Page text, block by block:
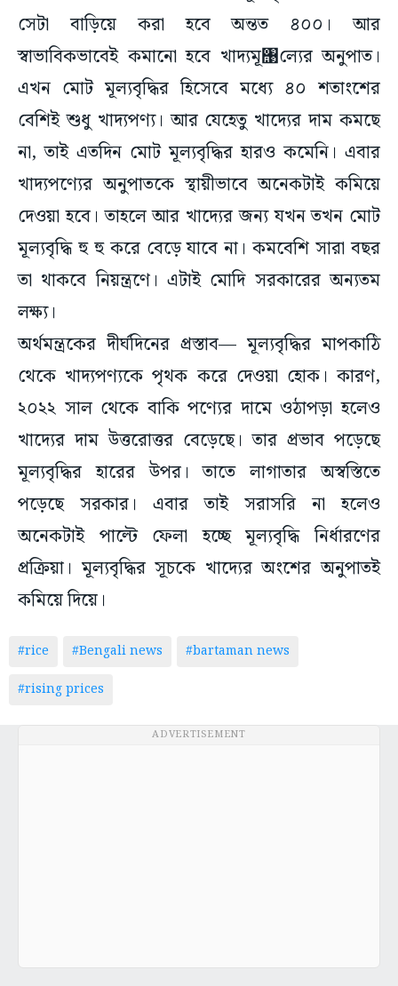
সেটা বাড়িয়ে করা হবে অন্তত ৪০০। আর
স্বাভাবিকভাবেই কমানো হবে খাদ্যমূ঩ল্যের অনুপাত।
এখন মোট মূল্যবৃদ্ধির হিসেবে মধ্যে ৪০ শতাংশের
বেশিই শুধু খাদ্যপণ্য। আর যেহেতু খাদ্যের দাম কমছে
না, তাই এতদিন মোট মূল্যবৃদ্ধির হারও কমেনি। এবার
খাদ্য‌পণ্যের অনুপাতকে স্থায়ীভাবে অনেকটাই কমিয়ে
দেওয়া হবে। তাহলে আর খাদ্যের জন্য যখন তখন মোট
মূল্যবৃদ্ধি হু হু করে বেড়ে যাবে না। কমবেশি সারা বছর
তা থাকবে নিয়ন্ত্রণে। এটাই মোদি সরকারের অন্য‌তম
লক্ষ্য।
অর্থমন্ত্রকের দীর্ঘদিনের প্রস্তাব— মূল্যবৃদ্ধির মাপকাঠি
থেকে খাদ্যপণ্যকে পৃথক করে দেওয়া হোক। কারণ,
২০২২ সাল থেকে বাকি পণ্যের দামে ওঠাপড়া হলেও
খাদ্যের দাম উত্তরোত্তর বেড়েছে। তার প্রভাব পড়েছে
মূল্যবৃদ্ধির হারের উপর। তাতে লাগাতার অস্বস্তিতে
পড়েছে সরকার। এবার তাই সরাসরি না হলেও
অনেকটাই পাল্টে ফেলা হচ্ছে মূল্যবৃদ্ধি নির্ধারণের
প্রক্রিয়া। মূল্যবৃদ্ধির সূচকে খাদ্যের অংশের অনুপাতই
কমিয়ে দিয়ে।
#rice #Bengali news
#bartaman news
#rising prices
ADVERTISEMENT